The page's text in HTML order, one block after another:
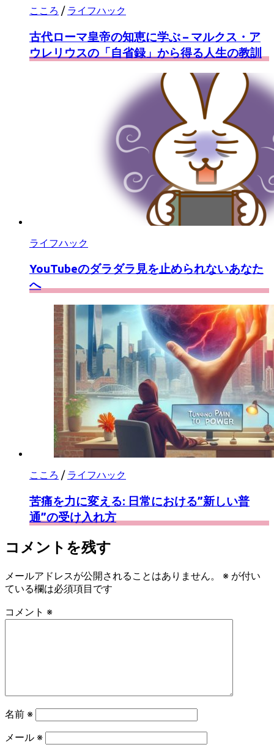
こころ / ライフハック
古代ローマ皇帝の知恵に学ぶ – マルクス・ア
ウレリウスの「自省録」から得る人生の教訓
ライフハック
YouTubeのダラダラ見を止められないあなた
へ
こころ / ライフハック
苦痛を力に変える: 日常における”新しい普
通”の受け入れ方
コメントを残す
メールアドレスが公開されることはありません。 ※ が付い
ている欄は必須項目です
コメント ※
名前 ※
メール ※